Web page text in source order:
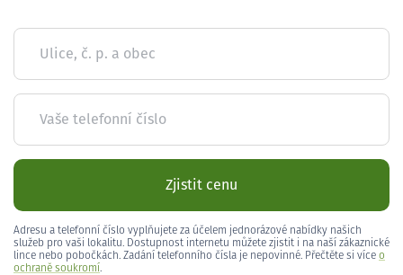
Ulice, č. p. a obec
Vaše telefonní číslo
Zjistit cenu
Adresu a telefonní číslo vyplňujete za účelem jednorázové nabídky našich
služeb pro vaši lokalitu. Dostupnost internetu můžete zjistit i na naší zákaznické
lince nebo pobočkách. Zadání telefonního čísla je nepovinné. Přečtěte si více o
ochraně soukromí.